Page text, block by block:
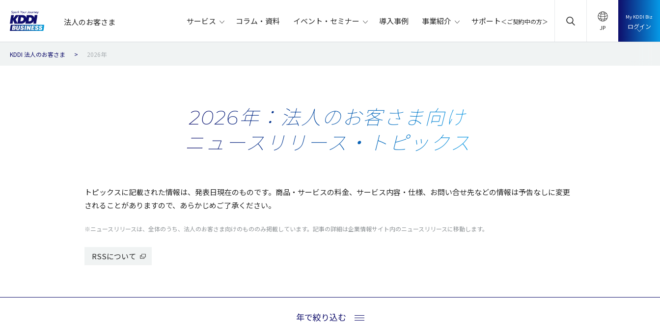
法人のお客さま サービス コラム・資料 イベント・セミナー 導入事例 事業紹介 サポート＜ご契約中の方＞
My KDDI Biz
ログイン
KDDI 法人のお客さま 2026年
2026年：法人のお客さま向け
ニュースリリース・トピックス
トピックスに記載された情報は、発表日現在のものです。商品・サービスの料金、サービス内容・仕様、お問い合せ先などの情報は予告なしに変更
されることがありますので、あらかじめご了承ください。
※ニュースリリースは、全体のうち、法人のお客さま向けのもののみ掲載しています。記事の詳細は企業情報サイト内のニュースリリースに移動します。
RSSについて
年で絞り込む